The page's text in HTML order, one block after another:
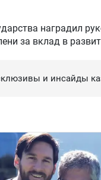
наградил
за вклад в
и инсайды